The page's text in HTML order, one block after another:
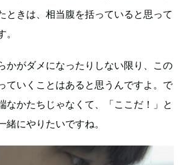
ときは、相当腹を括っていると思って
かがダメになったりしない限り、この
ていくことはあると思うんですよ。で
なかたちじゃなくて、「ここだ！」と
緒にやりたいですね。